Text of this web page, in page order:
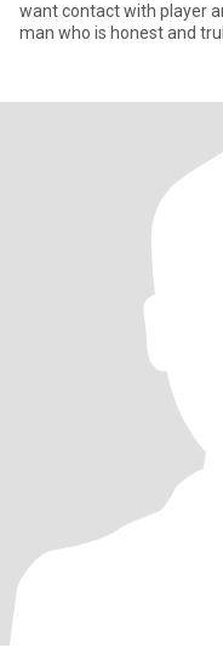
want contact with player
man who is honest and